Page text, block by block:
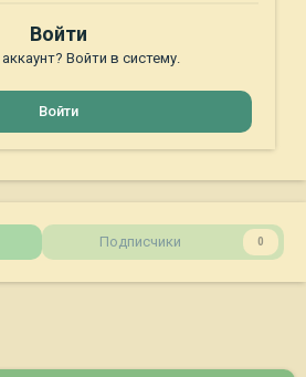
Войти
Войти в систему.
Войти
Подписчики 0